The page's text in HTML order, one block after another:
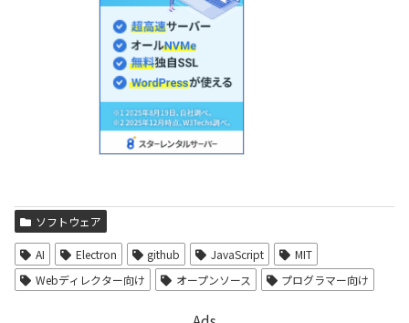
ソフトウェア
AI Electron github JavaScript
MIT
Webディレクター向け
オープンソース プログラマー向け